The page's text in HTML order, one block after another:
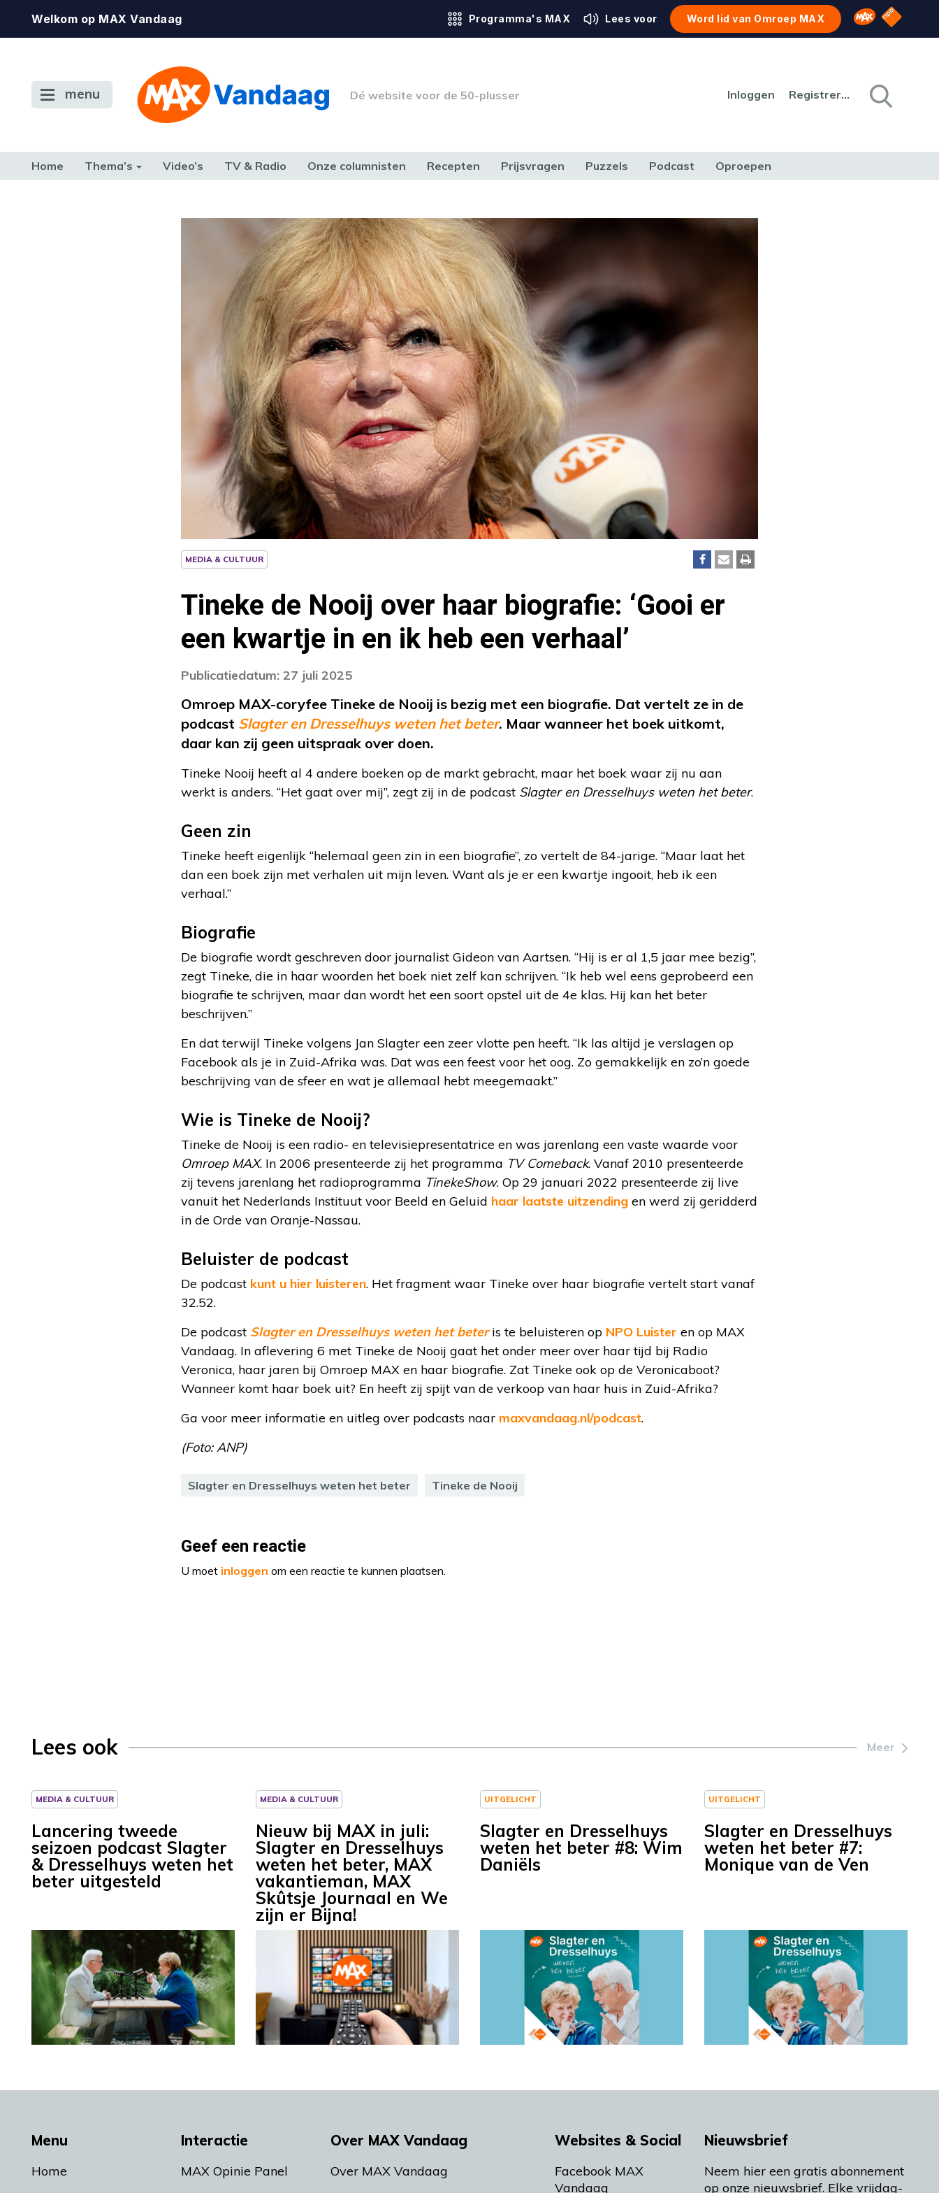
Welkom op MAX Vandaag Programma's MAX Lees voor Word lid van Omroep MAX Omroep MAX
NPO
menu Dé website voor de 50-plusser Inloggen Registreren
Home Thema’s Video’s TV & Radio Onze columnisten Recepten Prijsvragen Puzzels Podcast Oproepen
MEDIA & CULTUUR
Tineke de Nooij over haar biografie: ‘Gooi er
een kwartje in en ik heb een verhaal’
Publicatiedatum: 27 juli 2025
Omroep MAX-coryfee Tineke de Nooij is bezig met een biografie. Dat vertelt ze in de
podcast Slagter en Dresselhuys weten het beter. Maar wanneer het boek uitkomt,
daar kan zij geen uitspraak over doen.
Tineke Nooij heeft al 4 andere boeken op de markt gebracht, maar het boek waar zij nu aan
werkt is anders. “Het gaat over mij”, zegt zij in de podcast Slagter en Dresselhuys weten het beter.
Geen zin
Tineke heeft eigenlijk “helemaal geen zin in een biografie”, zo vertelt de 84-jarige. “Maar laat het
dan een boek zijn met verhalen uit mijn leven. Want als je er een kwartje ingooit, heb ik een
verhaal.”
Biografie
De biografie wordt geschreven door journalist Gideon van Aartsen. “Hij is er al 1,5 jaar mee bezig”,
zegt Tineke, die in haar woorden het boek niet zelf kan schrijven. “Ik heb wel eens geprobeerd een
biografie te schrijven, maar dan wordt het een soort opstel uit de 4e klas. Hij kan het beter
beschrijven.”
En dat terwijl Tineke volgens Jan Slagter een zeer vlotte pen heeft. “Ik las altijd je verslagen op
Facebook als je in Zuid-Afrika was. Dat was een feest voor het oog. Zo gemakkelijk en zo’n goede
beschrijving van de sfeer en wat je allemaal hebt meegemaakt.”
Wie is Tineke de Nooij?
Tineke de Nooij is een radio- en televisiepresentatrice en was jarenlang een vaste waarde voor
Omroep MAX. In 2006 presenteerde zij het programma TV Comeback. Vanaf 2010 presenteerde
zij tevens jarenlang het radioprogramma TinekeShow. Op 29 januari 2022 presenteerde zij live
vanuit het Nederlands Instituut voor Beeld en Geluid haar laatste uitzending en werd zij geridderd
in de Orde van Oranje-Nassau.
Beluister de podcast
De podcast kunt u hier luisteren. Het fragment waar Tineke over haar biografie vertelt start vanaf
32.52.
De podcast Slagter en Dresselhuys weten het beteris te beluisteren op NPO Luister en op MAX
Vandaag. In aflevering 6 met Tineke de Nooij gaat het onder meer over haar tijd bij Radio
Veronica, haar jaren bij Omroep MAX en haar biografie. Zat Tineke ook op de Veronicaboot?
Wanneer komt haar boek uit? En heeft zij spijt van de verkoop van haar huis in Zuid-Afrika?
Ga voor meer informatie en uitleg over podcasts naar maxvandaag.nl/podcast.
(Foto: ANP)
Slagter en Dresselhuys weten het beter Tineke de Nooij
Geef een reactie
U moet inloggen om een reactie te kunnen plaatsen.
Lees ook Meer
MEDIA & CULTUUR
Lancering tweede
seizoen podcast Slagter
& Dresselhuys weten het
beter uitgesteld
MEDIA & CULTUUR
Nieuw bij MAX in juli:
Slagter en Dresselhuys
weten het beter, MAX
vakantieman, MAX
Skûtsje Journaal en We
zijn er Bijna!
UITGELICHT
Slagter en Dresselhuys
weten het beter #8: Wim
Daniëls
UITGELICHT
Slagter en Dresselhuys
weten het beter #7:
Monique van de Ven
Menu
Home
Interactie
MAX Opinie Panel
Over MAX Vandaag
Over MAX Vandaag
Websites & Social
Facebook MAX
Vandaag
Nieuwsbrief
Neem hier een gratis abonnement
op onze nieuwsbrief. Elke vrijdag-